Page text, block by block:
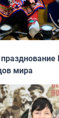
мира